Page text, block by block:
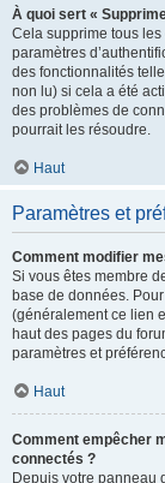
À quoi sert «
Cela supprime tous
paramètres
des fonctionnalités
non lu) si cela a été
des problèmes de
pourrait les résoudre.
Haut
Paramètres et
Comment modifier
Si vous êtes membre
base de données.
(généralement ce lien
haut des pages du
paramètres et
Haut
Comment empêcher
connectés ?
Depuis votre panneau